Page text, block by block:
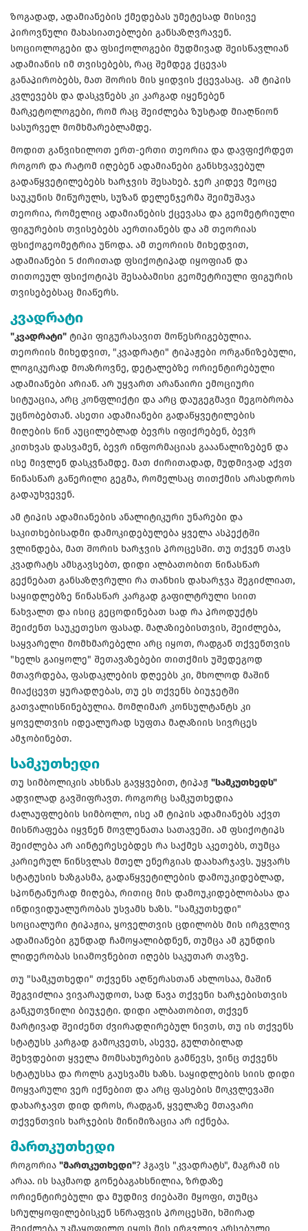
ზოგადად, ადამიანების ქმედებას უმეტესად მისივე
პიროვნული მახასიათებლები განსაზღვრავენ.
სოციოლოგები და ფსიქოლოგები მუდმივად შეისწავლიან
ადამიანის იმ თვისებებს, რაც შემდეგ ქცევას
განაპირობებს, მათ შორის მის ყიდვის ქცევასაც. ამ ტიპის
კვლევებს და დასკვნებს კი კარგად იყენებენ
მარკეტოლოგები, რომ რაც შეიძლება ზუსტად მიაღწიონ
სასურველ მომხმარებლამდე.
მოდით განვიხილოთ ერთ-ერთი თეორია და დავფიქრდეთ
როგორ და რატომ იღებენ ადამიანები განსხვავებულ
გადაწყვეტილებებს ხარჯვის შესახებ. ჯერ კიდევ მეოცე
საუკუნის მიწურულს, სუზან დელენჯერმა შეიმუშავა
თეორია, რომელიც ადამიანების ქცევასა და გეომეტრიული
ფიგურების თვისებებს აერთიანებს და ამ თეორიას
ფსიქოგეომეტრია უწოდა. ამ თეორიის მიხედვით,
ადამიანები 5 ძირითად ფსიქოტიპად იყოფიან და
თითოეულ ფსიქოტიპს შესაბამისი გეომეტრიული ფიგურის
თვისებებსაც მიაწერს.
კვადრატი
"კვადრატი" ტიპი ფიგურასავით მოწესრიგებულია.
თეორიის მიხედვით, "კვადრატი" ტიპაჟები ორგანიზებული,
ლოგიკურად მოაზროვნე, დეტალებზე ორიენტირებული
ადამიანები არიან. არ უყვართ არანაირი ემოციური
სიტუაცია, არც კონფლიქტი და არც დაუგეგმავი მეგობრობა
უცნობებთან. ასეთი ადამიანები გადაწყვეტილების
მიღების წინ აუცილებლად ბევრს იფიქრებენ, ბევრ
კითხვას დასვამენ, ბევრ ინფორმაციას გააანალიზებენ და
ისე მივლენ დასკვნამდე. მათ ძირითადად, მუდმივად აქვთ
წინასწარ გაწერილი გეგმა, რომელსაც თითქმის არასდროს
გადაუხვევენ.
ამ ტიპის ადამიანების ანალიტიკური უნარები და
საკითხებისადმი დამოკიდებულება ყველა ასპექტში
ვლინდება, მათ შორის ხარჯვის პროცესში. თუ თქვენ თავს
კვადრატს ამსგავსებთ, დიდი ალბათობით წინასწარ
გექნებათ განსაზღვრული რა თანხის დახარჯვა შეგიძლიათ,
საყიდლებზე წინასწარ კარგად გაფილტრული სიით
წახვალთ და ისიც გეცოდინებათ სად რა პროდუქტს
შეიძენთ საუკეთესო ფასად. მაღაზიებისთვის, შეიძლება,
საყვარელი მომხმარებელი არც იყოთ, რადგან თქვენთვის
"ხელს გაიყოლე" შეთავაზებები თითქმის უშედეგოდ
მთავრდება, ფასდაკლების დღეებს კი, მხოლოდ მაშინ
მიაქცევთ ყურადღებას, თუ ეს თქვენს ბიუჯეტში
გათვალისწინებულია. მომღიმარ კონსულტანტს კი
ყოველთვის იდეალურად სუფთა მაღაზიის სივრცეს
ამჯობინებთ.
სამკუთხედი
თუ სიმბოლიკის ახსნას გავყვებით, ტიპაჟ "სამკუთხედს"
ადვილად გავშიფრავთ. როგორც სამკუთხედია
ძალაუფლების სიმბოლო, ისე ამ ტიპის ადამიანებს აქვთ
მისწრაფება იყვნენ მოვლენათა სათავეში. ამ ფსიქოტიპს
შეიძლება არ აინტერესებდეს რა საქმეს აკეთებს, თუმცა
კარიერულ წინსვლას მთელ ენერგიას დაახარჯავს. უყვარს
სტატუსის ხაზგასმა, გადაწყვეტილების დამოუკიდებლად,
სპონტანურად მიღება, რითიც მის დამოუკიდებლობასა და
ინდივიდუალურობას უსვამს ხაზს. "სამკუთხედი"
სოციალური ტიპაჟია, ყოველთვის ცდილობს მის ირგვლივ
ადამიანები გუნდად ჩამოყალიბდნენ, თუმცა ამ გუნდის
ლიდერობას სიამოვნებით იღებს საკუთარ თავზე.
თუ "სამკუთხედი" თქვენს აღწერასთან ახლოსაა, მაშინ
შეგვიძლია ვივარაუდოთ, სად წავა თქვენი ხარჯებისთვის
განკუთვნილი ბიუჯეტი. დიდი ალბათობით, თქვენ
მარტივად შეიძენთ ძვირადღირებულ ნივთს, თუ ის თქვენს
სტატუსს კარგად გამოკვეთს, ასევე, გულთბილად
შეხვდებით ყველა მომსახურების გამწევს, ვინც თქვენს
სტატუსსა და როლს გაუსვამს ხაზს. საყიდლების სიის დიდი
მოყვარული ვერ იქნებით და არც ფასების მოკვლევაში
დახარჯავთ დიდ დროს, რადგან, ყველაზე მთავარი
თქვენთვის ხარჯების მინიმიზაცია არ იქნება.
მართკუთხედი
როგორია "მართკუთხედი"? ჰგავს "კვადრატს", მაგრამ ის
არაა. ის საკმაოდ გონებაგახსნილია, ზრდაზე
ორიენტირებული და მუდმივ ძიებაში მყოფი, თუმცა
სრულყოფილებისკენ სწრაფვის პროცესში, ხშირად
შეიძლება უკმაყოფილო იყოს მის ირგვლივ არსებული